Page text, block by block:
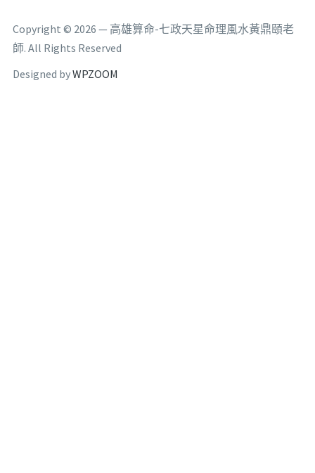
Copyright © 2026 — 高雄算命-七政天星命理風水黃鼎頤老
師. All Rights Reserved
Designed byWPZOOM